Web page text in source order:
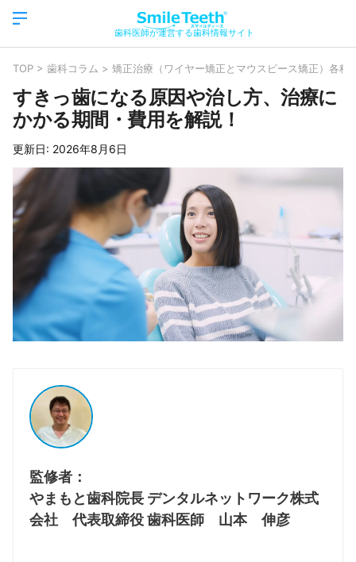
歯科医師が運営する歯科情報サイト
TOP > 歯科コラム > 矯正治療（ワイヤー矯正とマウスピース矯正）各種
すきっ歯になる原因や治し方、治療に
かかる期間・費用を解説！
更新日: 2026年8月6日
監修者：
やまもと歯科院長 デンタルネットワーク株式
会社 代表取締役 歯科医師 山本 伸彦